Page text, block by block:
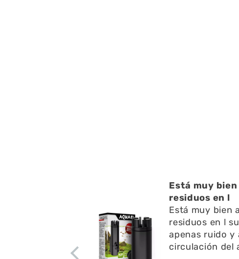
Está muy
residuos en l
Está muy bien
residuos en l
apenas ruido y
circulación del